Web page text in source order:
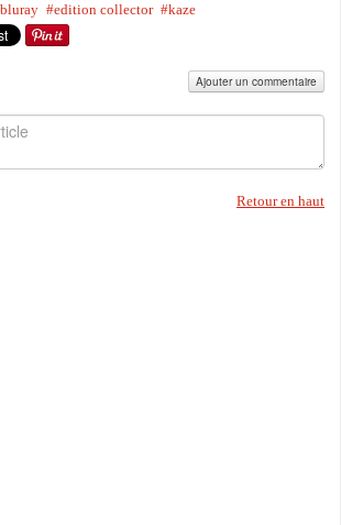
bluray edition collector kaze
Ajouter un commentaire
Retour en haut